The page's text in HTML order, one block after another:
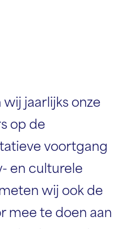
jaarlijks onze
op de
voortgang
en culturele
wij ook de
mee te doen aan